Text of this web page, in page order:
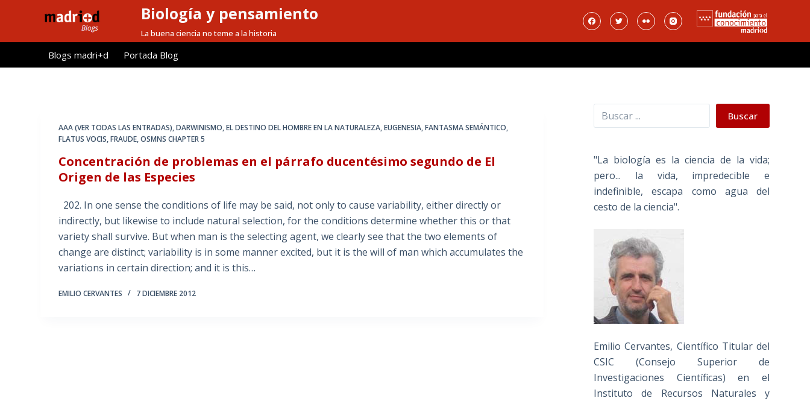
l
Biología y pensamiento
La buena ciencia no teme a la historia
Blogs madri+d Portada Blog
AAA (VER TODAS LAS ENTRADAS),DARWINISMO,EL DESTINO DEL HOMBRE EN LA NATURALEZA,EUGENESIA,FANTASMA SEMÁNTICO,
FLATUS VOCIS,FRAUDE,OSMNS CHAPTER 5
Concentración de problemas en el párrafo ducentésimo segundo de El
Origen de las Especies
202. In one sense the conditions of life may be said, not only to cause variability, either directly or
indirectly, but likewise to include natural selection, for the conditions determine whether this or that
variety shall survive. But when man is the selecting agent, we clearly see that the two elements of
change are distinct; variability is in some manner excited, but it is the will of man which accumulates the
variations in certain direction; and it is this…
EMILIO CERVANTES 7 DICIEMBRE 2012
Buscar Buscar
"La biología es la ciencia de la vida;
pero... la vida, impredecible e
indefinible, escapa como agua del
cesto de la ciencia".
Emilio Cervantes, Científico Titular del
CSIC (Consejo Superior de
Investigaciones Científicas) en el
Instituto de Recursos Naturales y